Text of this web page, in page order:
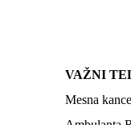
VAŽNI
Mesna